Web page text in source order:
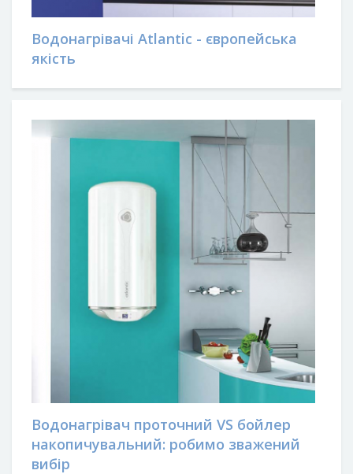
Водонагрівачі Atlantic - європейська
якість
Водонагрівач проточний VS бойлер
накопичувальний: робимо зважений
вибір